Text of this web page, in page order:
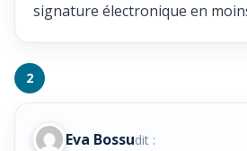
signature électronique en
Eva Bossudit :